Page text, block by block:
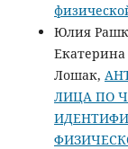
Юлия
Екатерина
Лошак,
ЛИЦА ПО